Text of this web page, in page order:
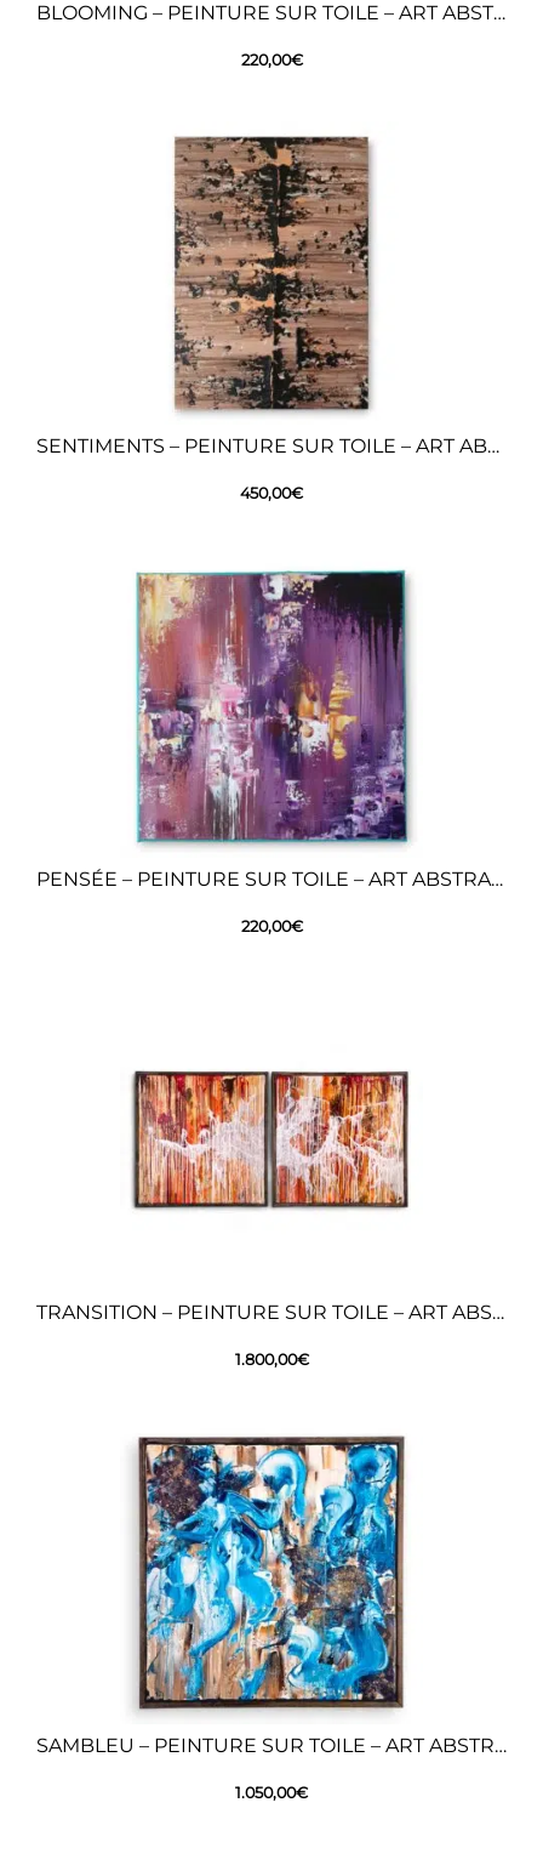
BLOOMING – PEINTURE SUR TOILE – ART ABSTRAIT
220,00€
SENTIMENTS – PEINTURE SUR TOILE – ART ABSTRAIT
450,00€
PENSÉE – PEINTURE SUR TOILE – ART ABSTRAIT
220,00€
TRANSITION – PEINTURE SUR TOILE – ART ABSTRAIT
1.800,00€
SAMBLEU – PEINTURE SUR TOILE – ART ABSTRAIT
1.050,00€